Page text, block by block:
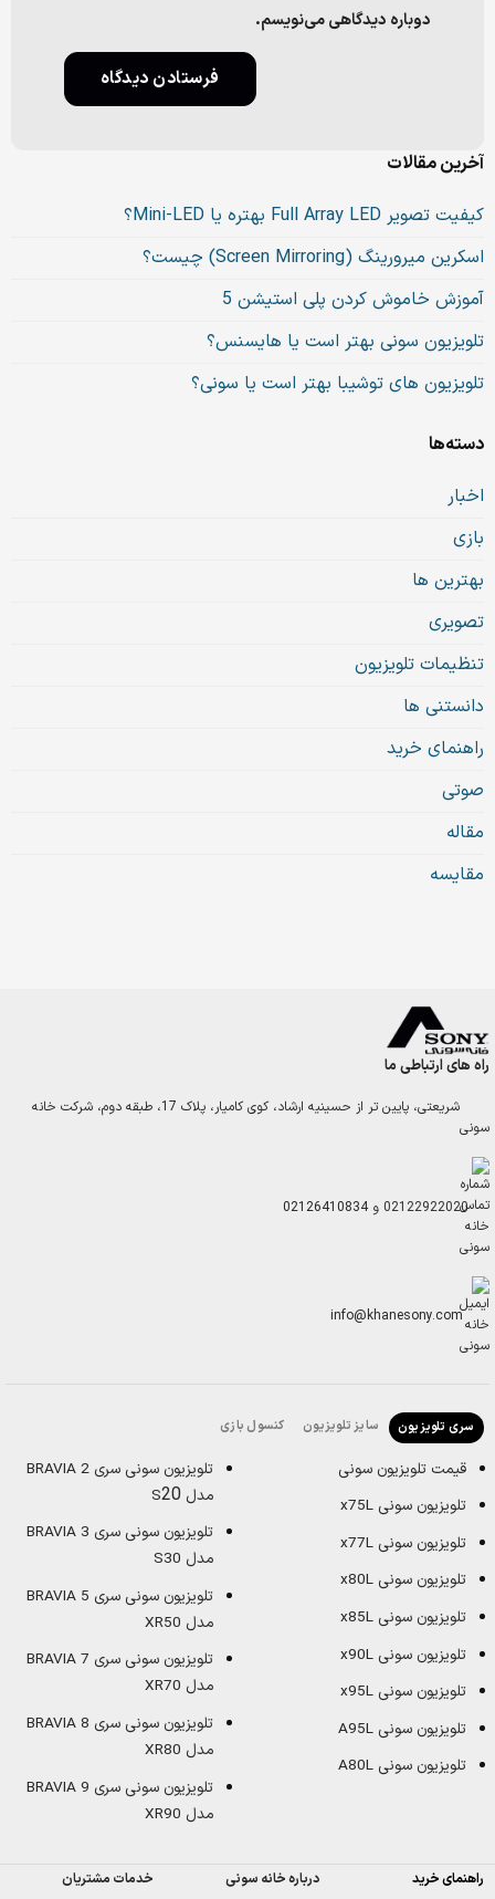
دوباره دیدگاهی می‌نویسم.
آخرین مقالات
کیفیت تصویر Full Array LED بهتره یا Mini-LED؟
اسکرین میرورینگ (Screen Mirroring) چیست؟
آموزش خاموش کردن پلی استیشن 5
تلویزیون سونی بهتر است یا هایسنس؟
تلویزیون های توشیبا بهتر است یا سونی؟
دسته‌ها
اخبار
بازی
بهترین ها
تصویری
تنظیمات تلویزیون
دانستنی ها
راهنمای خرید
صوتی
مقاله
مقایسه
راه های ارتباطی ما
شریعتی، پایین تر از حسینیه ارشاد، کوی کامیار، پلاک 17، طبقه دوم، شرکت خانه
سونی
02122922020 و02126410834
info@khanesony.com
سری تلویزیون سایز تلویزیون کنسول بازی
قیمت تلویزیون سونی
تلویزیون سونی x75L
تلویزیون سونی x77L
تلویزیون سونی x80L
تلویزیون سونی x85L
تلویزیون سونی x90L
تلویزیون سونی x95L
تلویزیون سونی A95L
تلویزیون سونی A80L
تلویزیون سونی سری BRAVIA 2
مدل S 20
تلویزیون سونی سری BRAVIA 3
مدل S30
تلویزیون سونی سری BRAVIA 5
مدل XR50
تلویزیون سونی سری BRAVIA 7
مدل XR70
تلویزیون سونی سری BRAVIA 8
مدل XR80
تلویزیون سونی سری BRAVIA 9
مدل XR90
راهنمای خرید درباره خانه سونی خدمات مشتریان